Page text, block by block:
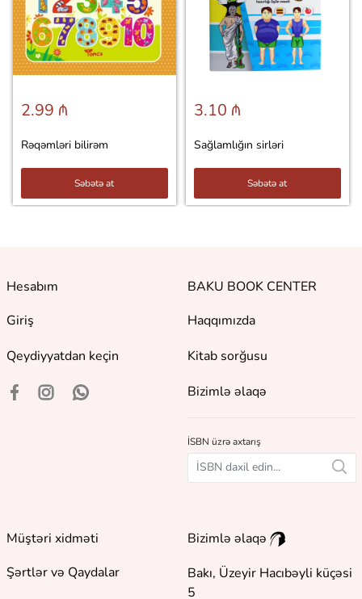
2.99 ₼
Rəqəmləri bilirəm
Səbətə at
3.10 ₼
Sağlamlığın sirləri
Səbətə at
Hesabım
Giriş
Qeydiyyatdan keçin
BAKU BOOK CENTER
Haqqımızda
Kitab sorğusu
Bizimlə əlaqə
İSBN üzrə axtarış
Müştəri xidməti
Şərtlər və Qaydalar
Bizimlə əlaqə
Bakı, Üzeyir Hacıbəyli küçəsi
5